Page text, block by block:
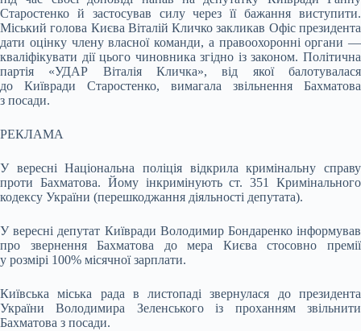
Старостенко й застосував силу через її бажання виступити.
Міський голова Києва Віталій Кличко закликав Офіс президента
дати оцінку члену власної команди, а правоохоронні органи —
кваліфікувати дії цього чиновника згідно із законом. Політична
партія «УДАР Віталія Кличка», від якої балотувалася
до Київради Старостенко, вимагала звільнення Бахматова
з посади.
РЕКЛАМА
У вересні Національна поліція відкрила кримінальну справу
проти Бахматова. Йому інкримінують ст. 351 Кримінального
кодексу України (перешкоджання діяльності депутата).
У вересні депутат Київради Володимир Бондаренко інформував
про звернення Бахматова до мера Києва стосовно премії
у розмірі 100% місячної зарплати.
Київська міська рада в листопаді звернулася до президента
України Володимира Зеленського із проханням звільнити
Бахматова з посади.